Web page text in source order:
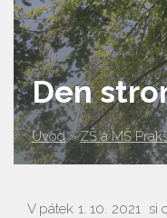
Den
Úvod » ZŠ a MŠ
V pátek 1. 10. 2021 si